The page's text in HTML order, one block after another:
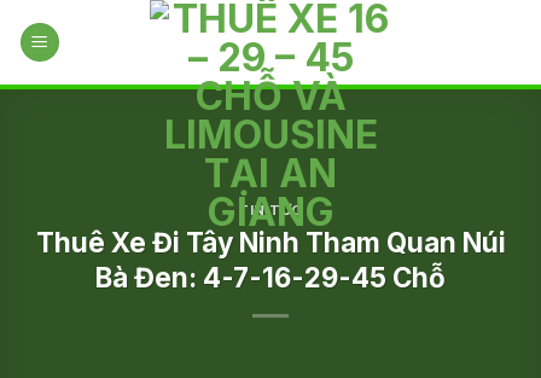
TIN TỨC
Thuê Xe Đi Tây Ninh Tham Quan Núi
Bà Đen: 4-7-16-29-45 Chỗ